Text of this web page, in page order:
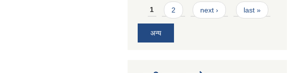
Pages
1 2 next › last »
अन्य